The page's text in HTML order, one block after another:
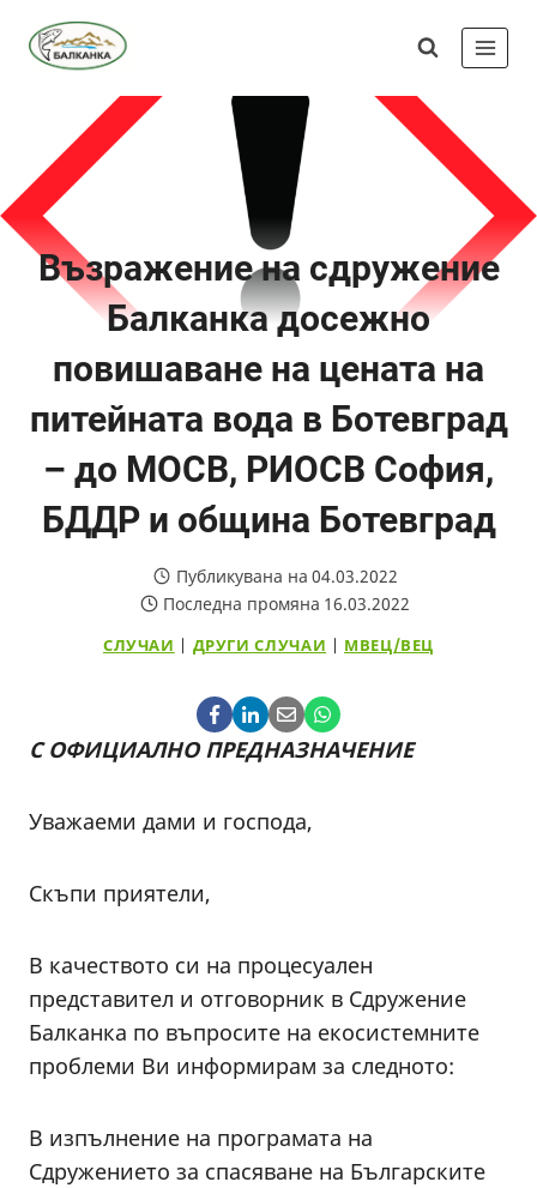
Възражение на сдружение
Балканка досежно
повишаване на цената на
питейната вода в Ботевград
– до МОСВ, РИОСВ София,
БДДР и община Ботевград
Публикувана на 04.03.2022
Последна промяна 16.03.2022
СЛУЧАИ | ДРУГИ СЛУЧАИ | МВЕЦ/ВЕЦ
С ОФИЦИАЛНО ПРЕДНАЗНАЧЕНИЕ
Уважаеми дами и господа,
Скъпи приятели,
В качеството си на процесуален
представител и отговорник в Сдружение
Балканка по въпросите на екосистемните
проблеми Ви информирам за следното:
В изпълнение на програмата на
Сдружението за спасяване на Българските